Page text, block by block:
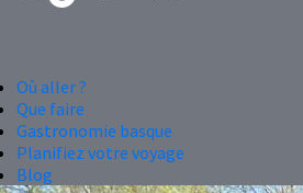
Où aller ?
Que faire
Gastronomie basque
Planifiez votre voyage
Blog